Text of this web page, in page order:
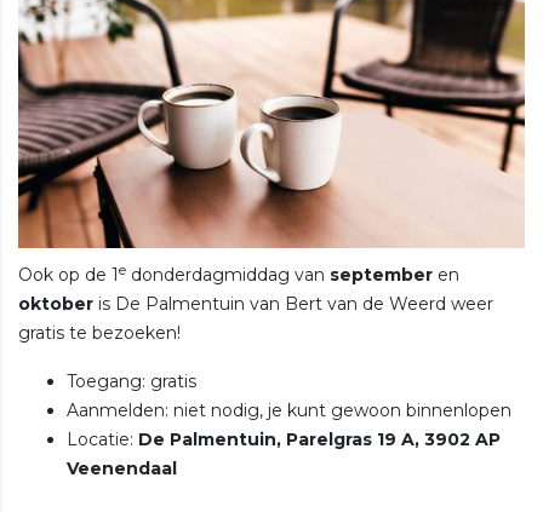
Ook op de 1e donderdagmiddag van september en
oktober is De Palmentuin van Bert van de Weerd weer
gratis te bezoeken!
Toegang: gratis
Aanmelden: niet nodig, je kunt gewoon binnenlopen
Locatie: De Palmentuin, Parelgras 19 A, 3902 AP
Veenendaal